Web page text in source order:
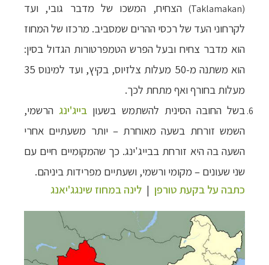
(Taklamakan)
הצחיח, המשכו של מדבר גובי, ועד
לקרחוני העד של רכסי ההרים שמסביב. מרכזו של המחוז
הוא מדבר צחיח ובעל הפרש הטמפרטורות הגדול בסין:
הוא משתנה מ-50 מעלות צלזיוס, בקיץ, ועד למינוס 35
מעלות בחורף ואף מתחת לכך.
בשל החובה הסינית להשתמש בשעון בייג'ינגהרשמי,
השמש זורחת בשעה מאוחרת– יותר משעתיים אחרי
השעה בה היא זורחת בבייג'ינג. כך שהמקומיים חיים עם
שני שעונים – מקומי ורשמי, ושעתיים מפרידות ביניהם.
כתבה על בקעת טורפן | לינה במחוז שינגג'יאנג